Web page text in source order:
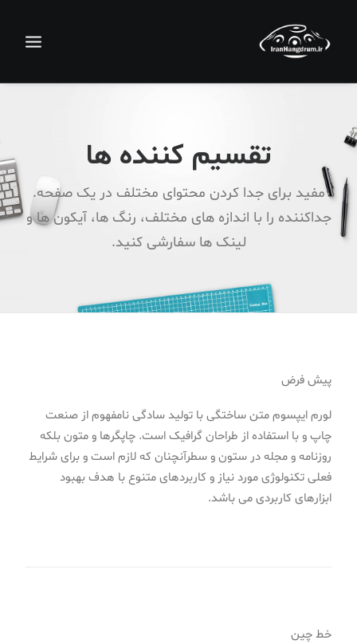
سبد خرید
تقسیم کننده ها
مفید برای جدا کردن محتوای مختلف در یک صفحه.
جداکننده را با اندازه های مختلف، رنگ ها، آیکون ها و
لینک ها سفارشی کنید.
پیش فرض
لورم ایپسوم متن ساختگی با تولید سادگی نامفهوم از صنعت
چاپ و با استفاده از طراحان گرافیک است. چاپگرها و متون بلکه
روزنامه و مجله در ستون و سطرآنچنان که لازم است و برای شرایط
فعلی تکنولوژی مورد نیاز و کاربردهای متنوع با هدف بهبود
ابزارهای کاربردی می باشد.
خط چین